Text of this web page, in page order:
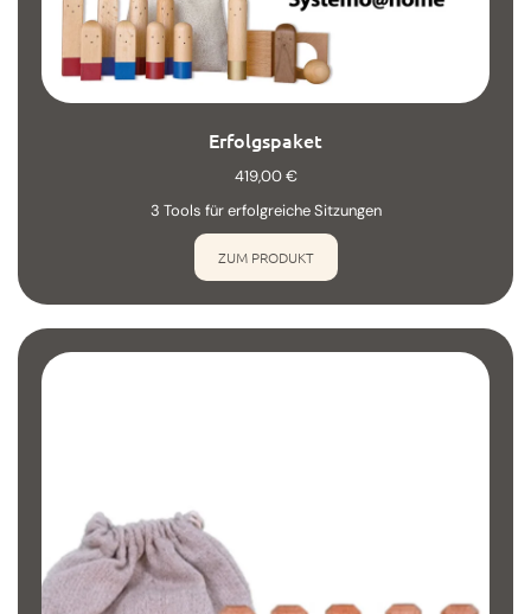
Erfolgspaket
419,00€
3 Tools für erfolgreiche Sitzungen
ZUM PRODUKT